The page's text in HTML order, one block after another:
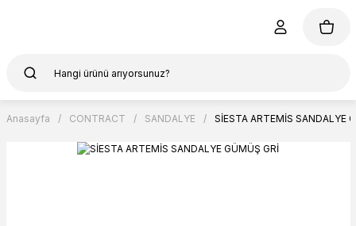
Anasayfa CONTRACT SANDALYE SİESTA ARTEMİS SANDALYE